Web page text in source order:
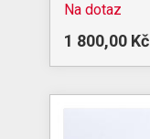
Na dotaz
1 800,00 Kč